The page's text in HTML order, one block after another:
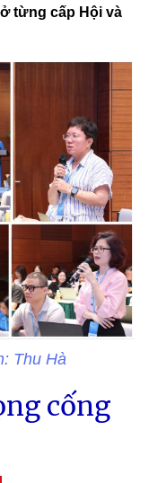
từng cấp Hội và
Thu Hà
cống